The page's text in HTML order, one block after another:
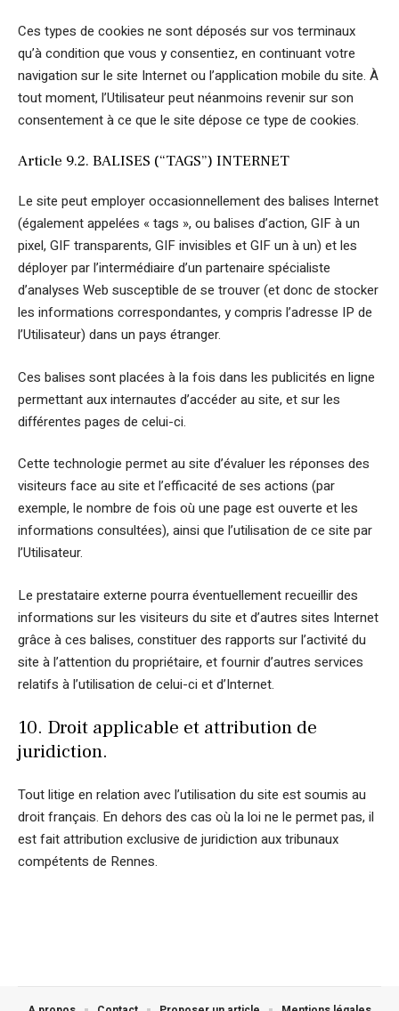
Ces types de cookies ne sont déposés sur vos terminaux
qu’à condition que vous y consentiez, en continuant votre
navigation sur le site Internet ou l’application mobile du site. À
tout moment, l’Utilisateur peut néanmoins revenir sur son
consentement à ce que le site dépose ce type de cookies.
Article 9.2. BALISES (“TAGS”) INTERNET
Le site peut employer occasionnellement des balises Internet
(également appelées « tags », ou balises d’action, GIF à un
pixel, GIF transparents, GIF invisibles et GIF un à un) et les
déployer par l’intermédiaire d’un partenaire spécialiste
d’analyses Web susceptible de se trouver (et donc de stocker
les informations correspondantes, y compris l’adresse IP de
l’Utilisateur) dans un pays étranger.
Ces balises sont placées à la fois dans les publicités en ligne
permettant aux internautes d’accéder au site, et sur les
différentes pages de celui-ci.
Cette technologie permet au site d’évaluer les réponses des
visiteurs face au site et l’efficacité de ses actions (par
exemple, le nombre de fois où une page est ouverte et les
informations consultées), ainsi que l’utilisation de ce site par
l’Utilisateur.
Le prestataire externe pourra éventuellement recueillir des
informations sur les visiteurs du site et d’autres sites Internet
grâce à ces balises, constituer des rapports sur l’activité du
site à l’attention du propriétaire, et fournir d’autres services
relatifs à l’utilisation de celui-ci et d’Internet.
10. Droit applicable et attribution de
juridiction.
Tout litige en relation avec l’utilisation du site est soumis au
droit français. En dehors des cas où la loi ne le permet pas, il
est fait attribution exclusive de juridiction aux tribunaux
compétents de Rennes.